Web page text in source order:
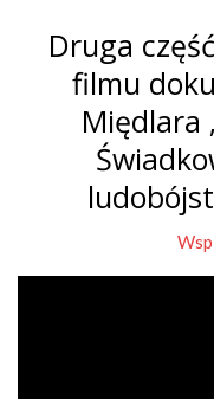
Druga
filmu
Międlara